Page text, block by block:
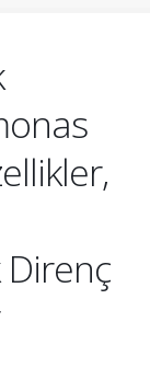
Direnç